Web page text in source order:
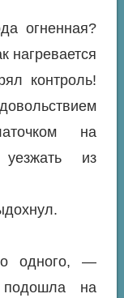
огненная?
нагревается
контроль!
на
из
одного, —
на